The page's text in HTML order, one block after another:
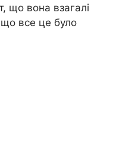
що вона взагалі
все це було